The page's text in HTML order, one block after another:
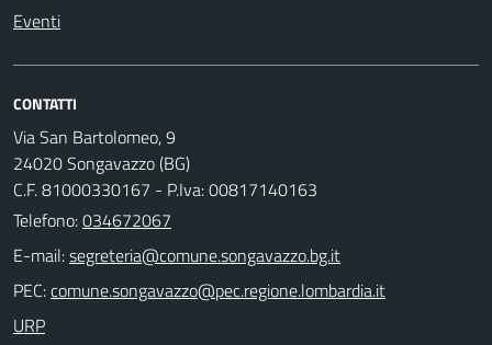
Eventi
CONTATTI
Via San Bartolomeo, 9
24020 Songavazzo (BG)
C.F. 81000330167 - P.Iva: 00817140163
Telefono:034672067
E-mail:
PEC:
URP